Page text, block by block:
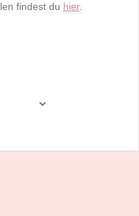
findest du hier.